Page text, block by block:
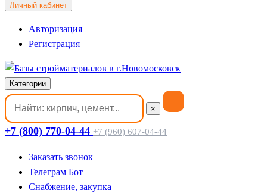
Личный кабинет
Авторизация
Регистрация
Категории
×
+7 (800) 770-04-44 +7 (960) 607-04-44
Заказать звонок
Телеграм Бот
Cнабжение, закупка